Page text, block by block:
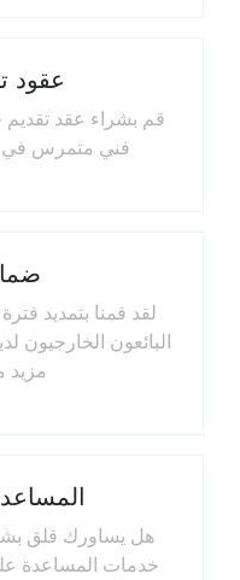
عقود
قم بشراء عقد
فني متمرس في
لقد قمنا بتمديد
البائعون الخارجيون
مزيد
هل يساورك قلق
خدمات المساعدة